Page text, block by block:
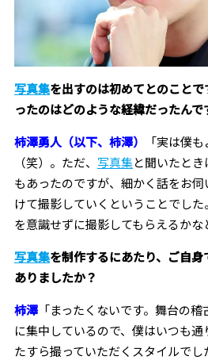
写真集を出すのは初めてとのこと
ったのはどのような経緯だったんで
柿澤勇人（以下、柿澤）
「実は僕
（笑）。ただ、 写真集と聞いたとき
もあったのですが、細かく話をお
けて撮影していくということでし
を意識せずに撮影してもらえるかな
写真集を制作するにあたり、ご自
ありましたか？
柿澤「まったくないです。舞台の
に集中しているので、僕はいつも
たすら撮っていただくスタイルで